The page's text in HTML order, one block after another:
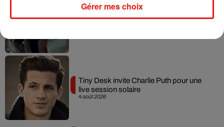
4 août 2026
Tiny Desk invite Charlie Puth pour une
live session solaire
Gérer mes choix